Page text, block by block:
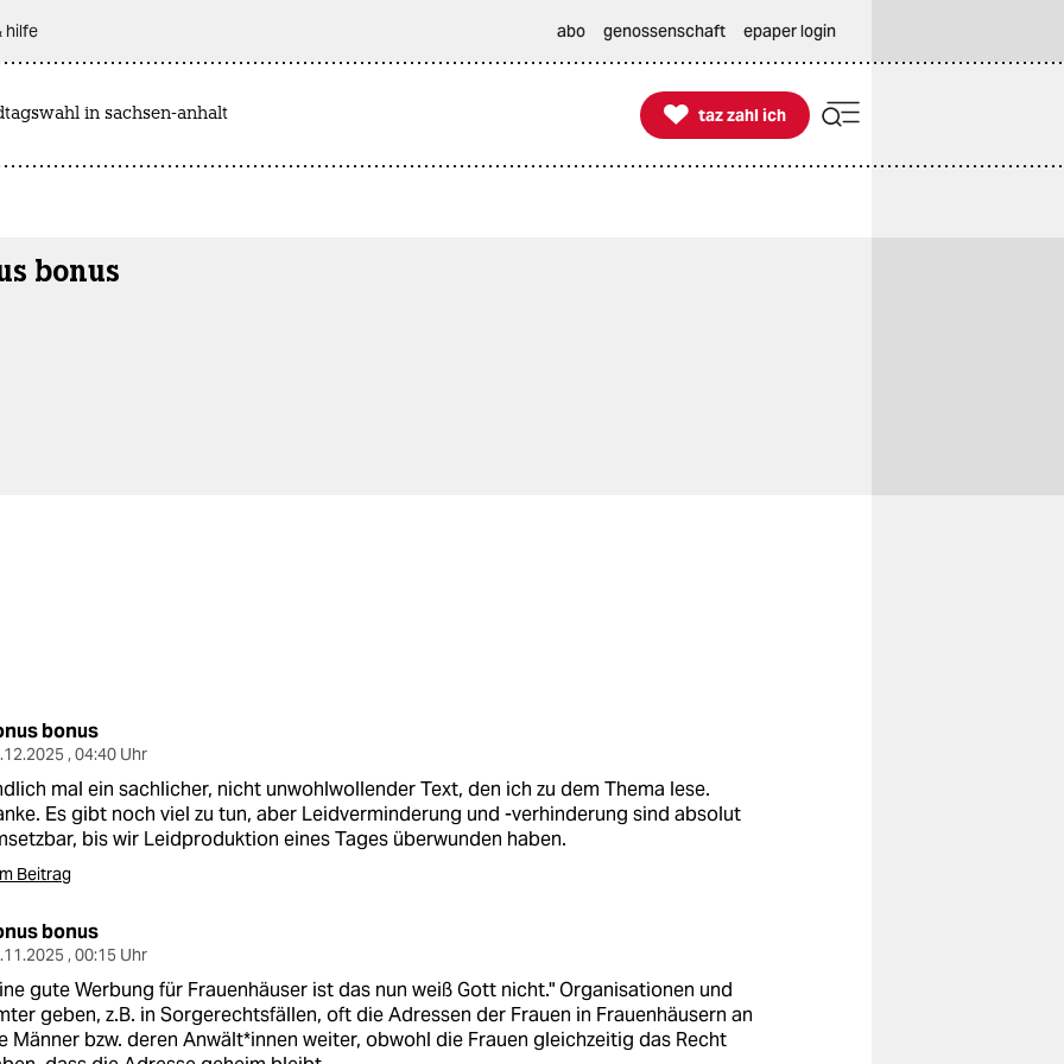
hilfe abo genossenschaft epaper login
in sachsen-anhalt 
taz zahl ich
taz zahl ich
bonus
bonus
, 04:40 Uhr
mal ein sachlicher, nicht unwohlwollender Text, den ich zu dem Thema lese.
Es gibt noch viel zu tun, aber Leidverminderung und -verhinderung sind absolut
bis wir Leidproduktion eines Tages überwunden haben.
Beitrag
bonus
, 00:15 Uhr
gute Werbung für Frauenhäuser ist das nun weiß Gott nicht." Organisationen und
geben, z.B. in Sorgerechtsfällen, oft die Adressen der Frauen in Frauenhäusern an
Männer bzw. deren Anwält*innen weiter, obwohl die Frauen gleichzeitig das Recht